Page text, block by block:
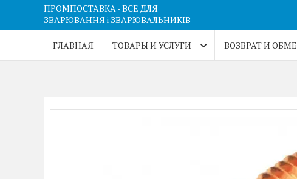
ПРОМПОСТАВКА - ВСЕ ДЛЯ
ЗВАРЮВАННЯ і ЗВАРЮВАЛЬНИКІВ
ГЛАВНАЯ ТОВАРЫ И УСЛУГИ ВОЗВРАТ И